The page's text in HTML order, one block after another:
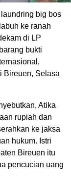
big bos
ke ranah
di LP
bukti
Bireuen, Selasa
Atika
rupiah dan
ke jaksa
hukum. Istri
Bireuen itu
pencucian uang